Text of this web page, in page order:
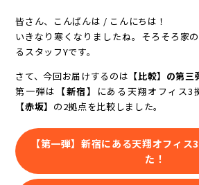
皆さん、こんばんは / こんにちは！
いきなり寒くなりましたね。そろそろ家
るスタッフYです。
さて、今回お届けするのは 【比較】の第三
第一弾は 【新宿】
にある天翔オフィス3
【赤坂】 の2拠点を比較しました。
【第一弾】新宿にある天翔オフィ
た！